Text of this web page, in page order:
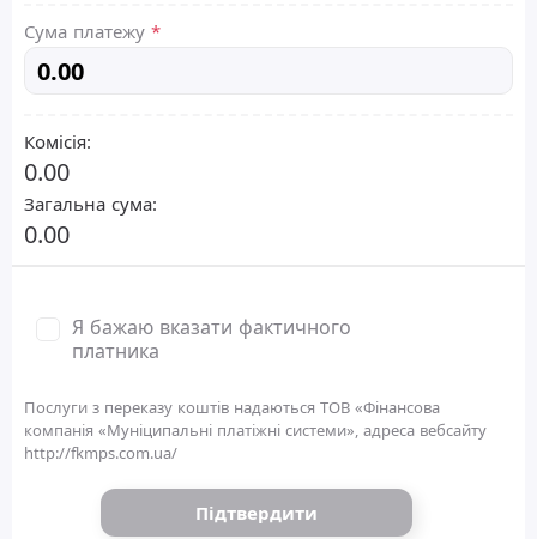
Сума платежу *
Комісія:
0.00
Загальна сума:
0.00
Я бажаю вказати фактичного
платника
Послуги з переказу коштів надаються ТОВ «Фінансова
компанія «Муніципальні платіжні системи», адреса вебсайту
http://fkmps.com.ua/
Підтвердити